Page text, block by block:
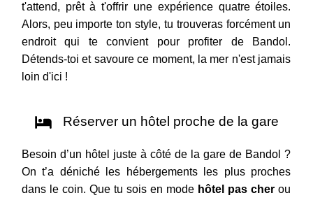
t'attend, prêt à t'offrir une expérience quatre étoiles.
Alors, peu importe ton style, tu trouveras forcément un
endroit qui te convient pour profiter de Bandol.
Détends-toi et savoure ce moment, la mer n'est jamais
loin d'ici !
Réserver un hôtel proche de la gare
Besoin d’un hôtel juste à côté de la gare de Bandol ?
On t’a déniché les hébergements les plus proches
dans le coin. Que tu sois en mode hôtel pas cher ou